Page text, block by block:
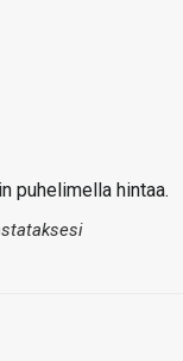
puhelimella hintaa.